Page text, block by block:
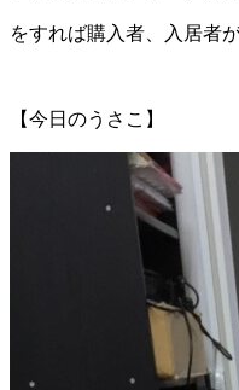
をすれば購入者、入居者
【今日のうさこ】